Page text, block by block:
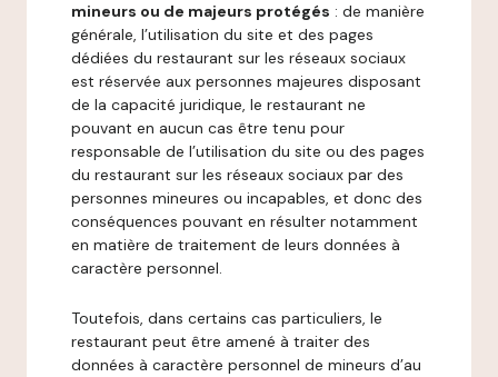
mineurs ou de majeurs protégés : de manière
générale, l’utilisation du site et des pages
dédiées du restaurant sur les réseaux sociaux
est réservée aux personnes majeures disposant
de la capacité juridique, le restaurant ne
pouvant en aucun cas être tenu pour
responsable de l’utilisation du site ou des pages
du restaurant sur les réseaux sociaux par des
personnes mineures ou incapables, et donc des
conséquences pouvant en résulter notamment
en matière de traitement de leurs données à
caractère personnel.
Toutefois, dans certains cas particuliers, le
restaurant peut être amené à traiter des
données à caractère personnel de mineurs d’au